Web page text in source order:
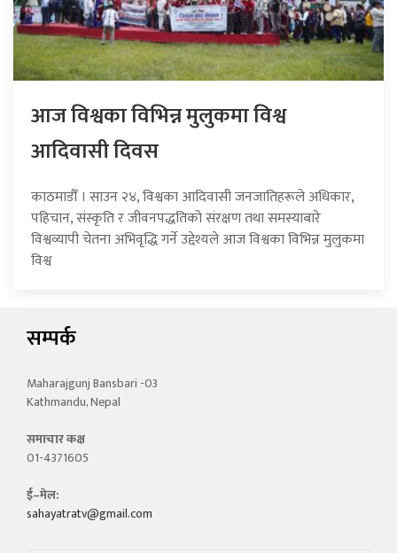
आज विश्वका विभिन्न मुलुकमा विश्व
आदिवासी दिवस
काठमाडौँ । साउन २४, विश्वका आदिवासी जनजातिहरूले अधिकार,
पहिचान, संस्कृति र जीवनपद्धतिको संरक्षण तथा समस्याबारे
विश्वव्यापी चेतना अभिवृद्धि गर्ने उद्देश्यले आज विश्वका विभिन्न मुलुकमा
विश्व
सम्पर्क
Maharajgunj Bansbari -03
Kathmandu, Nepal
समाचार कक्ष
01-4371605
ई–मेल:
sahayatratv@gmail.com